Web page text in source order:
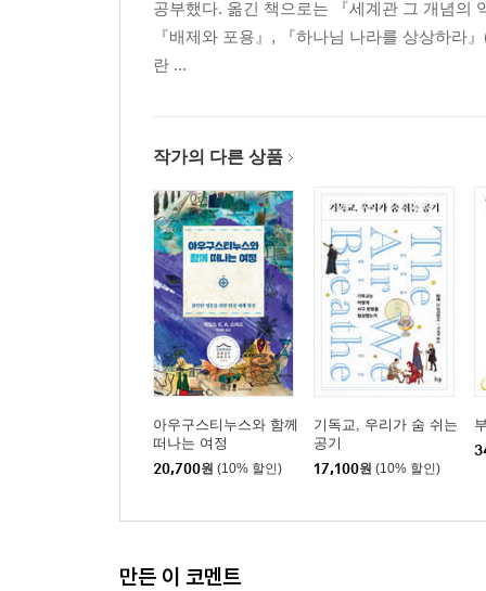
공부했다. 옮긴 책으로는 『세계관 그 개념의
『배제와 포용』, 『하나님 나라를 상상하라
란 ...
작가의 다른 상품
아우구스티누스와 함께
떠나는 여정
20,700원 (10% 할인)
기독교, 우리가 숨 쉬는
공기
17,100원 (10% 할인)
만든 이 코멘트